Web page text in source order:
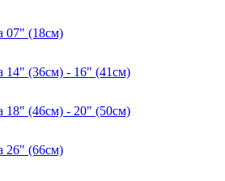
07" (18см)
14" (36см) - 16" (41см)
18" (46см) - 20" (50см)
26" (66см)